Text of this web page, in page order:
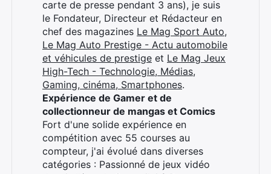
carte de presse pendant 3 ans), je suis
le Fondateur, Directeur et Rédacteur en
chef des magazines Le Mag Sport Auto,
Le Mag Auto Prestige - Actu automobile
et véhicules de prestige et Le Mag Jeux
High-Tech - Technologie, Médias,
Gaming, cinéma, Smartphones.
Expérience de Gamer et de
collectionneur de mangas et Comics
Fort d'une solide expérience en
compétition avec 55 courses au
compteur, j'ai évolué dans diverses
catégories : Passionné de jeux vidéo
Rechercher